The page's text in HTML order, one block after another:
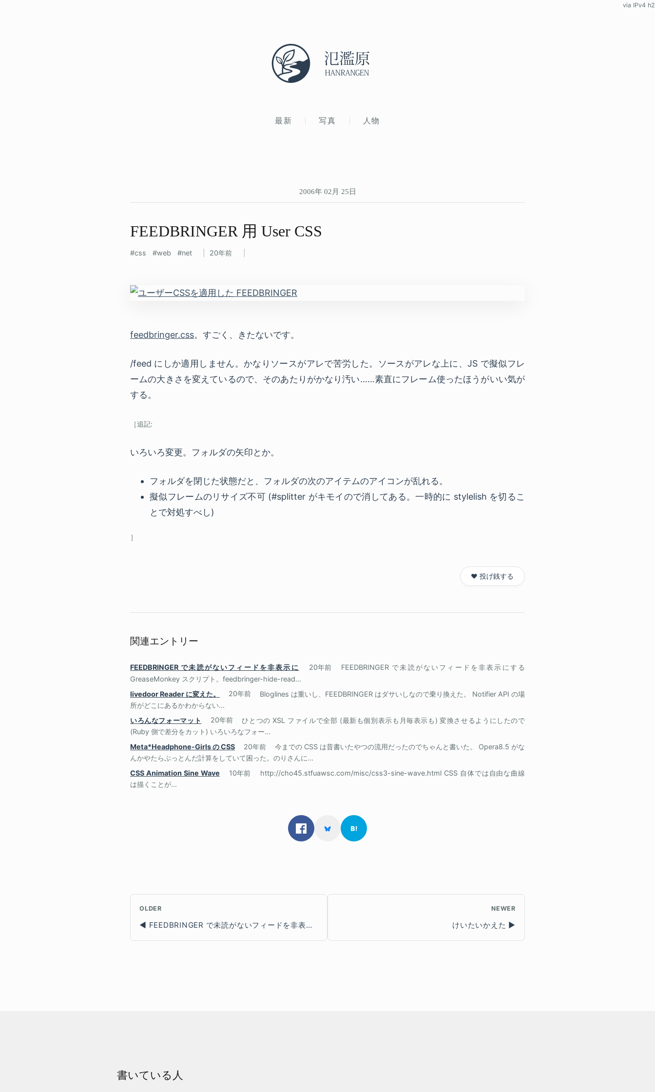
最新 写真 人物
via IPv4 h2
2006年 02月 25日
FEEDBRINGER 用 User CSS
css web net 20年前
feedbringer.css。すごく、きたないです。
/feed にしか適用しません。かなりソースがアレで苦労した。ソースがアレな上に、JS で擬似フレ
ームの大きさを変えているので、そのあたりがかなり汚い……素直にフレーム使ったほうがいい気が
する。
いろいろ変更。フォルダの矢印とか。
フォルダを閉じた状態だと、フォルダの次のアイテムのアイコンが乱れる。
擬似フレームのリサイズ不可 (#splitter がキモイので消してある。一時的に stylelish を切るこ
とで対処すべし)
❤️ 投げ銭する
関連エントリー
FEEDBRINGER で未読がないフィードを非表示に 20年前
FEEDBRINGER で未読がないフィードを非表示にする
GreaseMonkey スクリプト。feedbringer-hide-read...
livedoor Reader に変えた。
20年前
Bloglines は重いし、FEEDBRINGER はダサいしなので乗り換えた。 Notifier API の場
所がどこにあるかわからない...
いろんなフォーマット
20年前
ひとつの XSL ファイルで全部 (最新も個別表示も月毎表示も) 変換させるようにしたので
(Ruby 側で差分をカット) いろいろなフォー...
Meta*Headphone-Girls の CSS
20年前
今までの CSS は昔書いたやつの流用だったのでちゃんと書いた。 Opera8.5 がな
んかやたらぶっとんだ計算をしていて困った。のりさんに...
CSS Animation Sine Wave
10年前
http://cho45.stfuawsc.com/misc/css3-sine-wave.html CSS 自体では自由な曲線
は描くことが...
OLDER
FEEDBRINGER で未読がないフィードを非表示に
NEWER
けいたいかえた
書いている人